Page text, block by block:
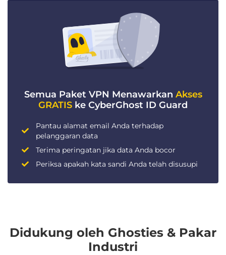
Semua Paket VPN Menawarkan Akses
GRATIS ke CyberGhost ID Guard
Pantau alamat email Anda terhadap
pelanggaran data
Terima peringatan jika data Anda bocor
Periksa apakah kata sandi Anda telah disusupi
Didukung oleh Ghosties & Pakar
Industri